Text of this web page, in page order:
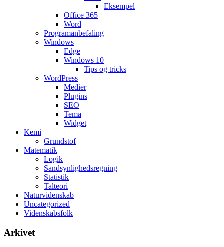
Eksempel
Office 365
Word
Programanbefaling
Windows
Edge
Windows 10
Tips og tricks
WordPress
Medier
Plugins
SEO
Tema
Widget
Kemi
Grundstof
Matematik
Logik
Sandsynlighedsregning
Statistik
Talteori
Naturvidenskab
Uncategorized
Videnskabsfolk
Arkivet